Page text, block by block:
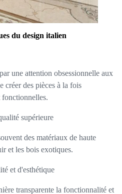
du design italien
une attention obsessionnelle aux
créer des pièces à la fois
fonctionnelles.
supérieure
des matériaux de haute
et les bois exotiques.
et d'esthétique
transparente la fonctionnalité et